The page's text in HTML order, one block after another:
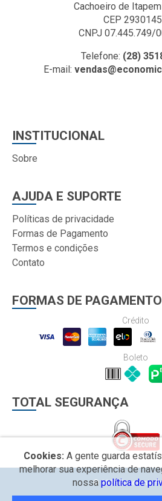
Cachoeiro de
CEP
CNPJ 07.445.749/
Telefone: (28)
E-mail:
INSTITUCIONAL
Sobre
AJUDA E SUPORTE
Políticas de privacidade
Formas de Pagamento
Termos e condições
Contato
FORMAS DE PAGAMENTO
Crédito
Boleto
TOTAL SEGURANÇA
Cookies: A gente guarda
melhorar sua experiência de
nossa política de
© 2026 Economic